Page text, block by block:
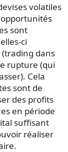
volatiles
sont
ci
dans
rupture (qui
Cela
sont de
des profits
en période
suffisant
réaliser